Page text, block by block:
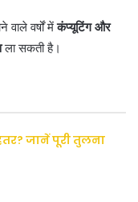
वाले वर्षों मेंकंप्यूटिंग और
ला सकती है।
जानें पूरी तुलना